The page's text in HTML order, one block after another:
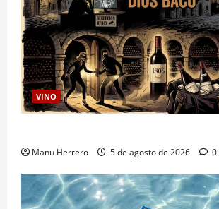
VINO
Manu Herrero 5 de agosto de 2026 0